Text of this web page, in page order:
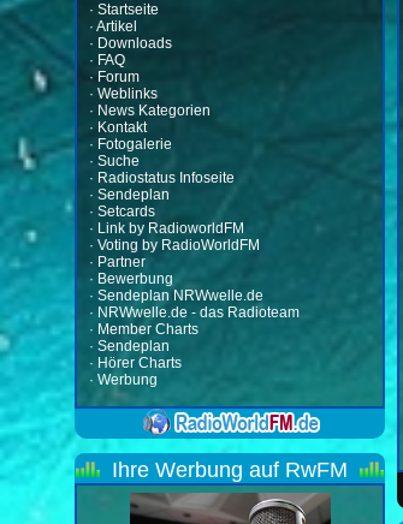
· Startseite
· Artikel
· Downloads
· FAQ
· Forum
· Weblinks
· News Kategorien
· Kontakt
· Fotogalerie
· Suche
· Radiostatus Infoseite
· Sendeplan
· Setcards
· Link by RadioworldFM
· Voting by RadioWorldFM
· Partner
· Bewerbung
· Sendeplan NRWwelle.de
· NRWwelle.de - das Radioteam
· Member Charts
· Sendeplan
· Hörer Charts
· Werbung
Ihre Werbung auf RwFM